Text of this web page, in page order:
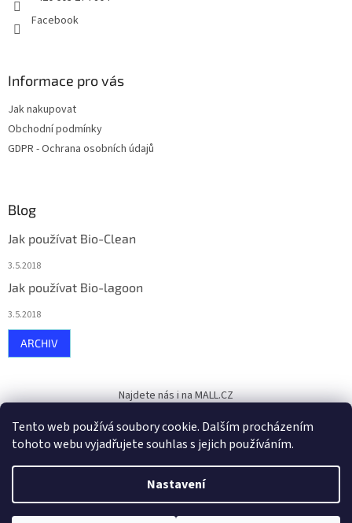
Tento web používá soubory cookie. Dalším procházením
tohoto webu vyjadřujete souhlas s jejich používáním.
Nastavení
Facebook
Informace pro vás
Jak nakupovat
Obchodní podmínky
GDPR - Ochrana osobních údajů
Blog
Jak používat Bio-Clean
3.5.2018
Jak používat Bio-lagoon
3.5.2018
ARCHIV
Najdete nás i na MALL.CZ